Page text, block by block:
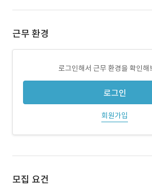
근무 환경
로그인해서 근무 환경을 확인해
로그인
회원가입
모집 요건